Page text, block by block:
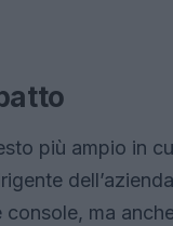
più ampio in
ma